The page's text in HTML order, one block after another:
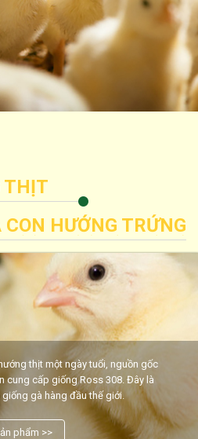
THỊT
CON HƯỚNG TRỨNG
thịt một ngày tuổi, nguồn gốc
cung cấp giống Ross 308. Đây là
gà hàng đầu thế giới.
phẩm >>